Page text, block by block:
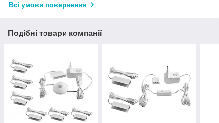
Всі умови повернення
Подібні товари компанії